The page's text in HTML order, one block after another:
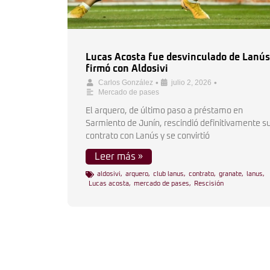
Lucas Acosta fue desvinculado de
firmó con Aldosivi
Carlos González • julio 2, 2026 •
Mercado de pases
El arquero, de último paso a préstamo en
Sarmiento de Junín, rescindió definitivamente
contrato con Lanús y se convirtió
Leer más »
aldosivi, arquero, club lanus, contrato, granate, lanus,
Lucas acosta, mercado de pases, Rescisión